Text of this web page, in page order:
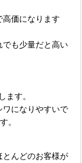
価になります
も少量だと高い
ます。
ワになりやすいで
。
んどのお客様が